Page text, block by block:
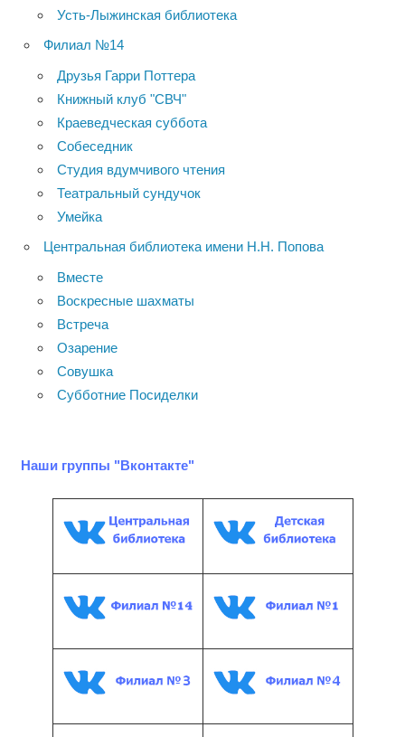
Усть-Лыжинская библиотека
Филиал №14
Друзья Гарри Поттера
Книжный клуб "СВЧ"
Краеведческая суббота
Собеседник
Студия вдумчивого чтения
Театральный сундучок
Умейка
Центральная библиотека имени Н.Н. Попова
Вместе
Воскресные шахматы
Встреча
Озарение
Совушка
Субботние Посиделки
Наши группы "Вконтакте"